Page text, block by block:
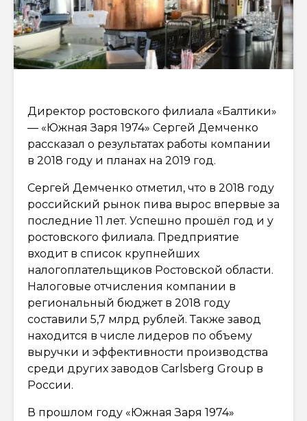
Директор ростовского филиала «Балтики»
— «Южная Заря 1974» Сергей Демченко
рассказал о результатах работы компании
в 2018 году и планах на 2019 год.
Сергей Демченко отметил, что в 2018 году
российский рынок пива вырос впервые за
последние 11 лет. Успешно прошёл год и у
ростовского филиала. Предприятие
входит в список крупнейших
налогоплательщиков Ростовской области.
Налоговые отчисления компании в
региональный бюджет в 2018 году
составили 5,7 млрд рублей. Также завод
находится в числе лидеров по объему
выручки и эффективности производства
среди других заводов Carlsberg Group в
России.
В прошлом году «Южная Заря 1974»